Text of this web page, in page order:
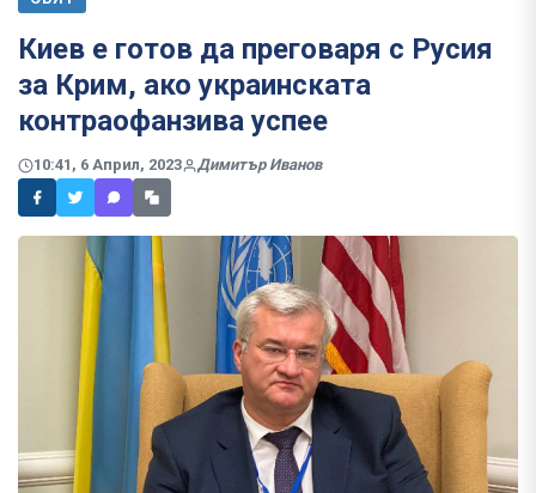
Киев е готов да преговаря с Русия
за Крим, ако украинската
контраофанзива успее
10:41, 6 Април, 2023 Димитър Иванов